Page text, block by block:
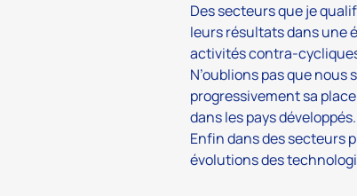
Des secteurs que je
leurs résultats dans une
activités contra-
N’oublions pas que
progressivement sa
dans les pays développés.
Enfin dans des secteurs
évolutions des